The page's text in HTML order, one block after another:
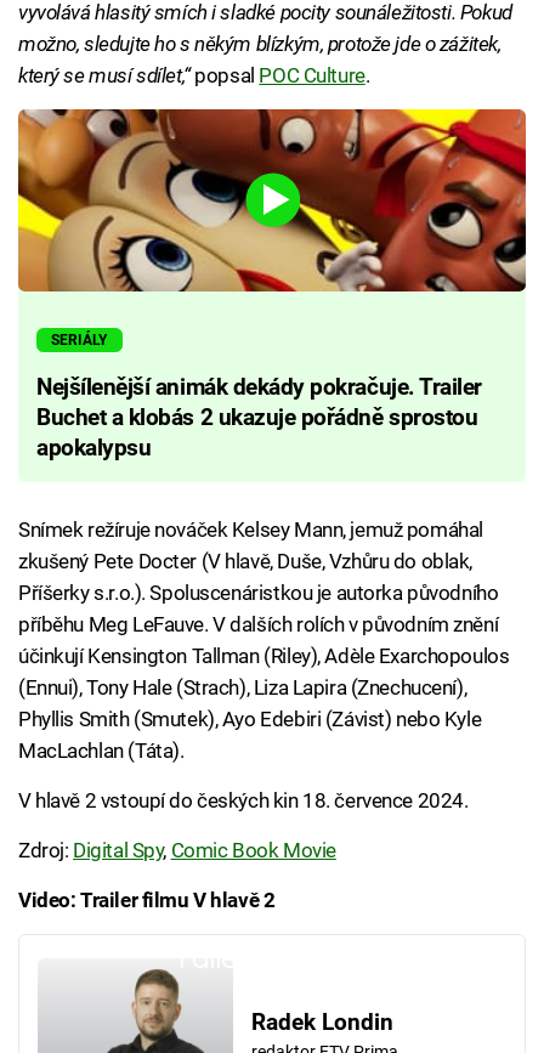
vyvolává hlasitý smích i sladké pocity sounáležitosti. Pokud
možno, sledujte ho s někým blízkým, protože jde o zážitek,
který se musí sdílet,“popsal POC Culture.
SERIÁLY
Nejšílenější animák dekády pokračuje. Trailer
Buchet a klobás 2 ukazuje pořádně sprostou
apokalypsu
Snímek režíruje nováček Kelsey Mann, jemuž pomáhal
zkušený Pete Docter (V hlavě, Duše, Vzhůru do oblak,
Příšerky s.r.o.). Spoluscenáristkou je autorka původního
příběhu Meg LeFauve. V dalších rolích v původním znění
účinkují Kensington Tallman (Riley), Adèle Exarchopoulos
(Ennui), Tony Hale (Strach), Liza Lapira (Znechucení),
Phyllis Smith (Smutek), Ayo Edebiri (Závist) nebo Kyle
MacLachlan (Táta).
V hlavě 2 vstoupí do českých kin 18. července 2024.
Zdroj: Digital Spy, Comic Book Movie
Video: Trailer filmu V hlavě 2
Radek Londin